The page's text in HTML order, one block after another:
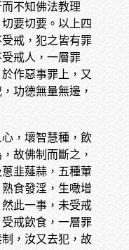
不知佛法教理
要切要。以上四
戒，犯之皆有罪
戒人，一層罪
作惡事罪上，又
功德無量無邊，
，壞智慧種，飲
故佛制而斷之，
韭薤蒜，五種葷
食發淫，生噉增
此一事，未受戒
戒飲食，一層罪
，汝又去犯，故